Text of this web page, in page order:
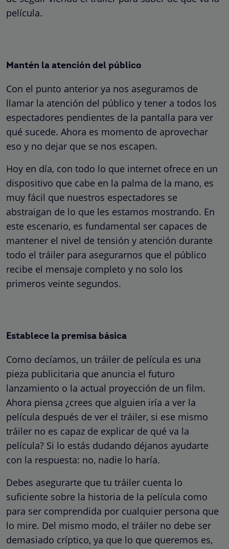
película.
Mantén la atención del público
Con el punto anterior ya nos aseguramos de
llamar la atención del público y tener a todos los
espectadores pendientes de la pantalla para ver
qué sucede. Ahora es momento de aprovechar
eso y no dejar que se nos escapen.
Hoy en día, con todo lo que internet ofrece en un
dispositivo que cabe en la palma de la mano, es
muy fácil que nuestros espectadores se
abstraigan de lo que les estamos mostrando. En
este escenario, es fundamental ser capaces de
mantener el nivel de tensión y atención durante
todo el tráiler para asegurarnos que el público
recibe el mensaje completo y no solo los
primeros veinte segundos.
Establece la premisa básica
Como decíamos, un tráiler de película es una
pieza publicitaria que anuncia el futuro
lanzamiento o la actual proyección de un film.
Ahora piensa ¿crees que alguien iría a ver la
película después de ver el tráiler, si ese mismo
tráiler no es capaz de explicar de qué va la
película? Si lo estás dudando déjanos ayudarte
con la respuesta: no, nadie lo haría.
Debes asegurarte que tu tráiler cuenta lo
suficiente sobre la historia de la película como
para ser comprendida por cualquier persona que
lo mire. Del mismo modo, el tráiler no debe ser
demasiado críptico, ya que lo que queremos es,